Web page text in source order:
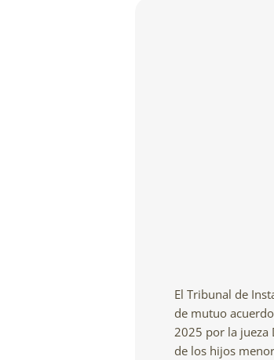
El Tribunal de
de mutuo
2025 por la jueza
de los hijos